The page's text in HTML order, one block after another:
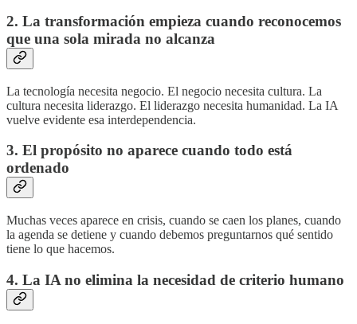
2. La transformación empieza cuando reconocemos
que una sola mirada no alcanza
La tecnología necesita negocio. El negocio necesita cultura. La
cultura necesita liderazgo. El liderazgo necesita humanidad. La IA
vuelve evidente esa interdependencia.
3. El propósito no aparece cuando todo está
ordenado
Muchas veces aparece en crisis, cuando se caen los planes, cuando
la agenda se detiene y cuando debemos preguntarnos qué sentido
tiene lo que hacemos.
4. La IA no elimina la necesidad de criterio humano